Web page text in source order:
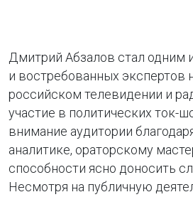
Дмитрий Абзалов стал одним
и востребованных экспертов
российском телевидении и
участие в политических ток-
внимание аудитории
аналитике, ораторскому
способности ясно доносить
Несмотря на публичную